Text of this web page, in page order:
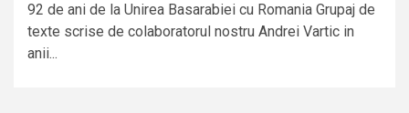
92 de ani de la Unirea Basarabiei cu Romania Grupaj de
texte scrise de colaboratorul nostru Andrei Vartic in
anii...